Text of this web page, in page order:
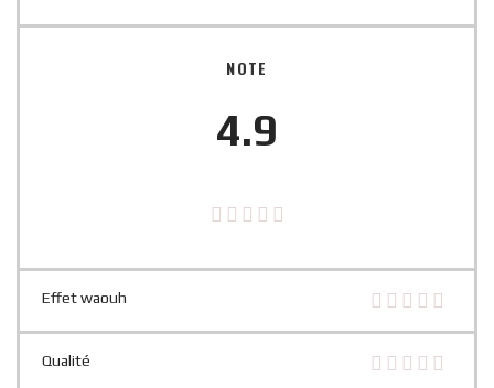
NOTE
4.9
Effet waouh
Qualité